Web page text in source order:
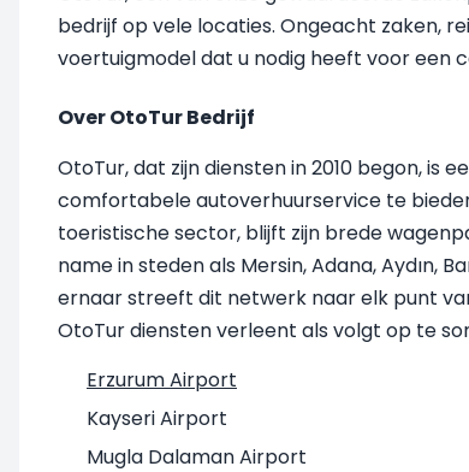
bedrijf op vele locaties. Ongeacht zaken,
voertuigmodel dat u nodig heeft voor een
Over OtoTur Bedrijf
OtoTur, dat zijn diensten in 2010 begon, is
comfortabele autoverhuurservice te
toeristische sector, blijft zijn brede
name in steden als Mersin, Adana, Aydın,
ernaar streeft dit netwerk naar elk punt
OtoTur diensten verleent als volgt op te
Erzurum Airport
Kayseri Airport
Mugla Dalaman Airport